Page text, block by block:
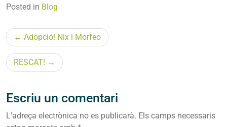
Posted in Blog
Navegació
d'entrades
Adopció! Nix i Morfeo
RESCAT!
Escriu un comentari
L'adreça electrònica no es publicarà. Els camps necessaris